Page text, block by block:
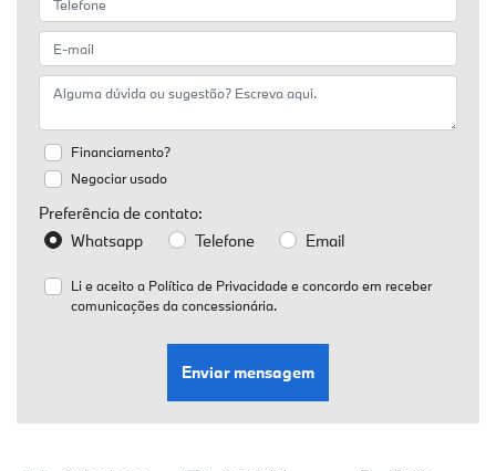
Financiamento?
Negociar usado
Preferência de contato:
Whatsapp
Telefone Email
Li e aceito a Política de Privacidadee concordo em receber
comunicações da concessionária.
Enviar mensagem